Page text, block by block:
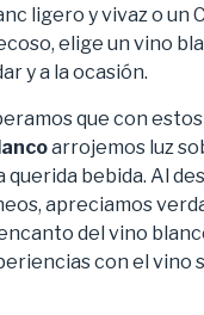
ligero y vivaz o un
elige un vino
y a la ocasión.
que con estos
arrojemos luz
querida bebida. Al
apreciamos
del vino
con el vino